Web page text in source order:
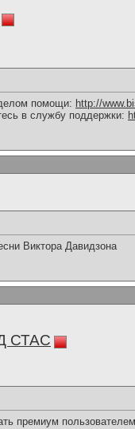
помощи: http://
в службу поддержки:
Виктора Давидзона
СТАС
премиум пользователем